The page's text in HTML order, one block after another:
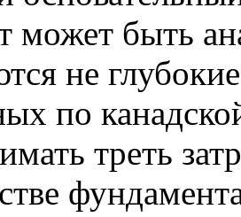
может быть
не
по
треть